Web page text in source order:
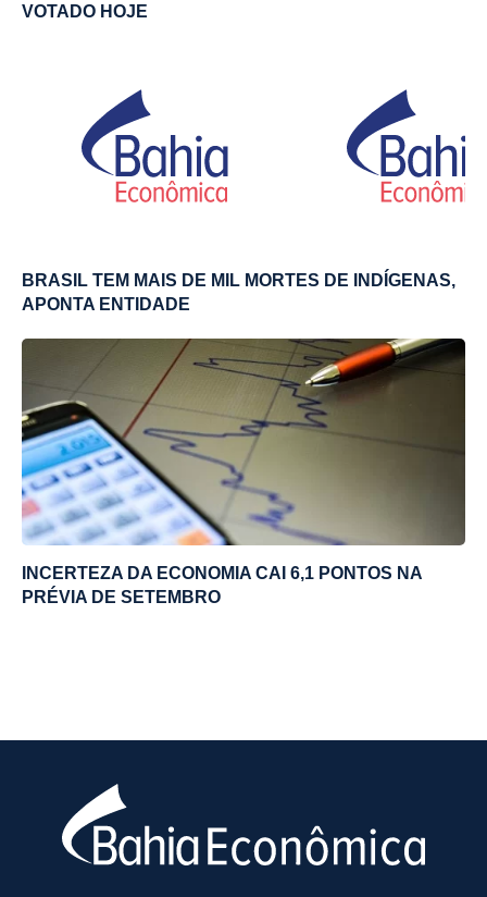
VOTADO HOJE
BRASIL TEM MAIS DE MIL MORTES DE INDÍGENAS,
APONTA ENTIDADE
INCERTEZA DA ECONOMIA CAI 6,1 PONTOS NA
PRÉVIA DE SETEMBRO